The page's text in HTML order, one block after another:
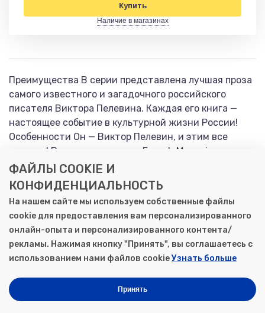
Купить
Наличие в магазинах
Преимущества В серии представлена лучшая проза
самого известного и загадочного российского
писателя Виктора Пелевина. Каждая его книга —
настоящее событие в культурной жизни России!
Особенности Он — Виктор Пелевин, и этим все
сказано! Включен журналом French Magazine в
список 1000 самых значимых современных
деятелей мировой культуры. Его книги переведены
на все основные мировые языки. Пьесы по его
произведениям с успехом идут в театрах Лондона
и Парижа. Реальность и фантасмагория,
перемешанные исторические эпохи, динамичный и
афористичный стиль — все это и многое другое в
культовых сочинениях великого автора. Автор
Виктор Пелевин в особых представлениях не
нуждается. Лауреат многочисленных литературных
ФАЙЛЫ COOKIE И
КОНФИДЕНЦИАЛЬНОСТЬ
На нашем сайте мы используем собственные файлы
cookie для предоставления вам персонализированного
онлайн-опыта и персонализированного контента/
рекламы. Нажимая кнопку "Принять", вы соглашаетесь с
использованием нами файлов cookieУзнать больше
Принять